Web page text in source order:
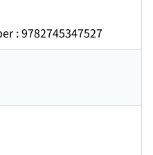
: 9782745347527